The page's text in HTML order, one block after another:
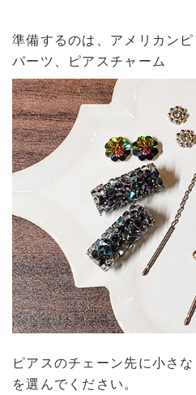
準備するのは、アメリカン
パーツ、ピアスチャーム
ピアスのチェーン先に小さ
を選んでください。